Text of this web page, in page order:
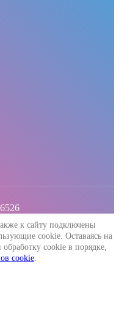
к сайту подключены
cookie. Оставаясь на
обработку cookie в порядке,
cookie.